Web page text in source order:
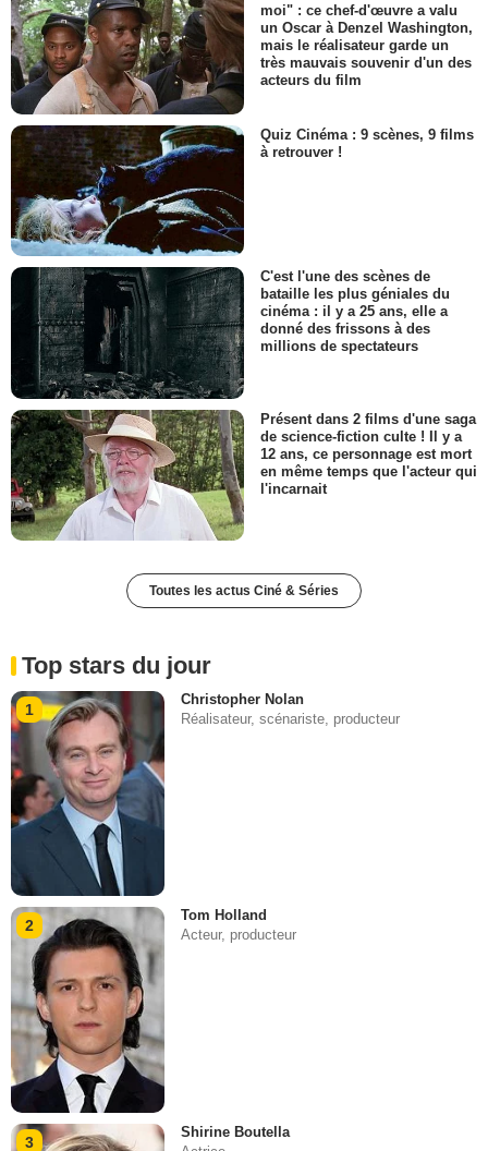
moi" : ce chef-d'œuvre a valu
un Oscar à Denzel Washington,
mais le réalisateur garde un
très mauvais souvenir d'un des
acteurs du film
Quiz Cinéma : 9 scènes, 9 films
à retrouver !
C'est l'une des scènes de
bataille les plus géniales du
cinéma : il y a 25 ans, elle a
donné des frissons à des
millions de spectateurs
Présent dans 2 films d'une saga
de science-fiction culte ! Il y a
12 ans, ce personnage est mort
en même temps que l'acteur qui
l'incarnait
Toutes les actus Ciné & Séries
Top stars du jour
1
Christopher Nolan
Réalisateur, scénariste, producteur
2
Tom Holland
Acteur, producteur
3
Shirine Boutella